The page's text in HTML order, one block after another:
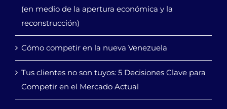
(en medio de la apertura económica y la
reconstrucción)
Cómo competir en la nueva Venezuela
Tus clientes no son tuyos: 5 Decisiones Clave para
Competir en el Mercado Actual